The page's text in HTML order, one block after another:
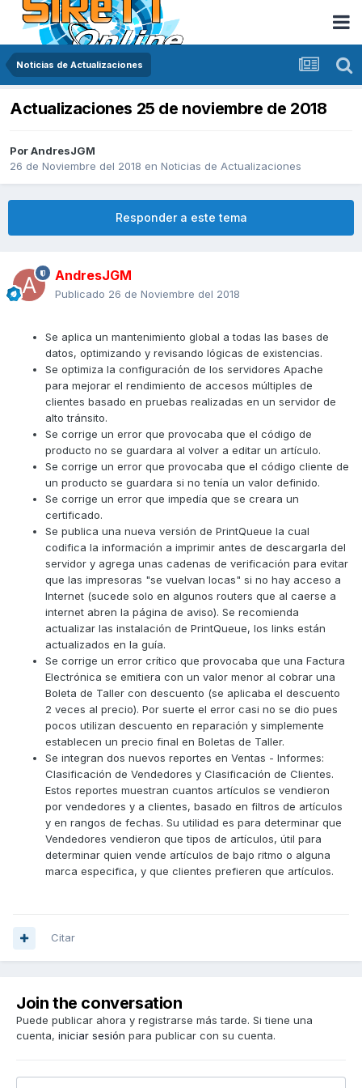
Noticias de Actualizaciones
Actualizaciones 25 de noviembre de 2018
PorAndresJGM
26 de Noviembre del 2018 en Noticias de Actualizaciones
Responder a este tema
AndresJGM
Publicado 26 de Noviembre del 2018
Se aplica un mantenimiento global a todas las bases de
datos, optimizando y revisando lógicas de existencias.
Se optimiza la configuración de los servidores Apache
para mejorar el rendimiento de accesos múltiples de
clientes basado en pruebas realizadas en un servidor de
alto tránsito.
Se corrige un error que provocaba que el código de
producto no se guardara al volver a editar un artículo.
Se corrige un error que provocaba que el código cliente de
un producto se guardara si no tenía un valor definido.
Se corrige un error que impedía que se creara un
certificado.
Se publica una nueva versión de PrintQueue la cual
codifica la información a imprimir antes de descargarla del
servidor y agrega unas cadenas de verificación para evitar
que las impresoras "se vuelvan locas" si no hay acceso a
Internet (sucede solo en algunos routers que al caerse a
internet abren la página de aviso). Se recomienda
actualizar las instalación de PrintQueue, los links están
actualizados en la guía.
Se corrige un error crítico que provocaba que una Factura
Electrónica se emitiera con un valor menor al cobrar una
Boleta de Taller con descuento (se aplicaba el descuento
2 veces al precio). Por suerte el error casi no se dio pues
pocos utilizan descuento en reparación y simplemente
establecen un precio final en Boletas de Taller.
Se integran dos nuevos reportes en Ventas - Informes:
Clasificación de Vendedores y Clasificación de Clientes.
Estos reportes muestran cuantos artículos se vendieron
por vendedores y a clientes, basado en filtros de artículos
y en rangos de fechas. Su utilidad es para determinar que
Vendedores vendieron que tipos de artículos, útil para
determinar quien vende artículos de bajo ritmo o alguna
marca especifica, y que clientes prefieren que artículos.
Citar
Join the conversation
Puede publicar ahora y registrarse más tarde. Si tiene una
cuenta, iniciar sesión para publicar con su cuenta.